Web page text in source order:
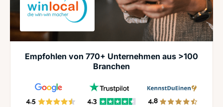
Empfohlen von 770+ Unternehmen aus >100
Branchen